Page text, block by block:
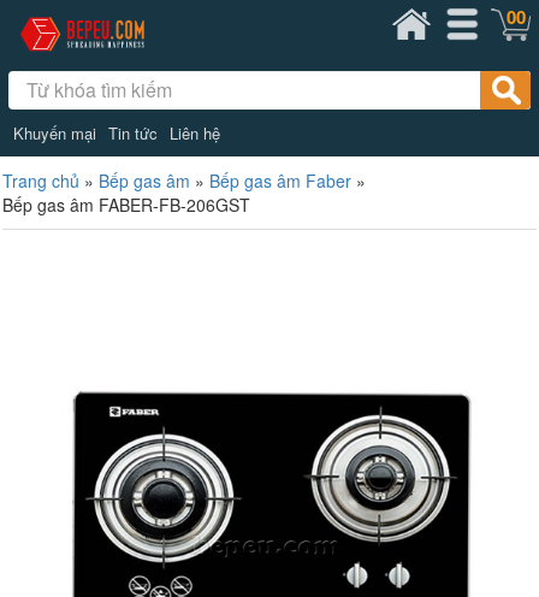
Khuyến mại Tin tức Liên hệ
00
Trang chủ » Bếp gas âm » Bếp gas âm Faber »
Bếp gas âm FABER-FB-206GST